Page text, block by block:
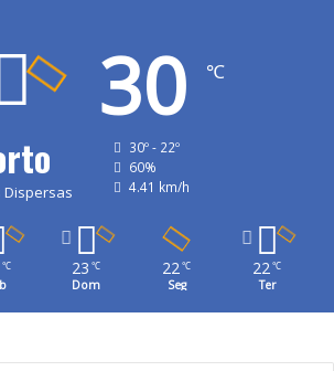
Dispersas
30 ℃
30º - 22º
60%
4.41 km/h
℃ 23 ℃
Dom
22℃
Seg
22℃
Ter